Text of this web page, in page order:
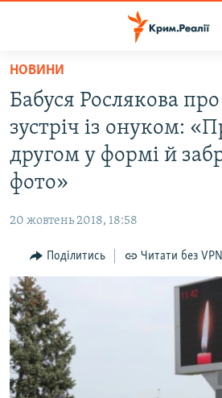
Перейти
основного
матеріалу
Перейти
до
основної
Перейти
пошуку
НОВИНИ
ВОДА.КРИМ
ВІДЕО ТА ФОТО
ПОЛІТИКА
ІНТЕРВ'Ю
ВСЕ ЗА ДЕНЬ
СПЕЦПРОЕКТИ
ДЕПОРТАЦІЯ
ВІДЕОУРОКИ «ELIFBE»
ЯК ОБІЙТИ БЛОКУВАННЯ
Русский
НОВИНИ
Бабуся Рослякова
зустріч із онуком:
другом у формі й
фото»
20 жовтень 2018, 18:58
Поділитись Читати без VPN